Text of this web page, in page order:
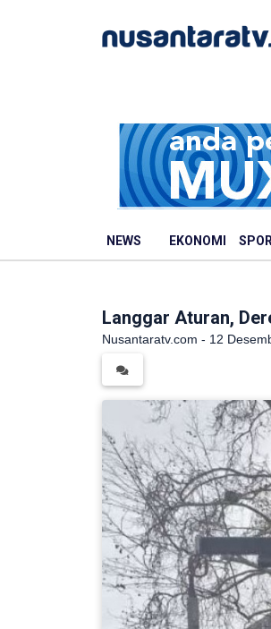
NEWS EKONOMI
Langgar Aturan,
Nusantaratv.com - 12